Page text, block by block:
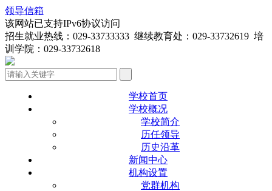
领导信箱
该网站已支持IPv6协议访问
招生就业热线：029-33733333 继续教育处：029-33732619 培
训学院：029-33732618
学校首页
学校概况
学校简介
历任领导
历史沿革
新闻中心
机构设置
党群机构